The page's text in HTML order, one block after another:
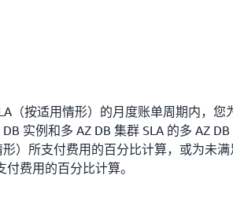
（按适用情形）的月度账单周期内，您
实例和多 AZ DB 集群 SLA 的多 AZ DB
）所支付费用的百分比计算，或为未满
付费用的百分比计算。